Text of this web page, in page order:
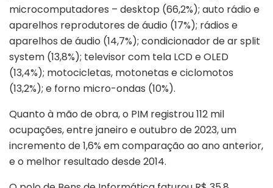
microcomputadores – desktop (66,2%); auto rádio e
aparelhos reprodutores de áudio (17%); rádios e
aparelhos de áudio (14,7%); condicionador de ar split
system (13,8%); televisor com tela LCD e OLED
(13,4%); motocicletas, motonetas e ciclomotos
(13,2%); e forno micro-ondas (10%).
Quanto à mão de obra, o PIM registrou 112 mil
ocupações, entre janeiro e outubro de 2023, um
incremento de 1,6% em comparação ao ano anterior,
e o melhor resultado desde 2014.